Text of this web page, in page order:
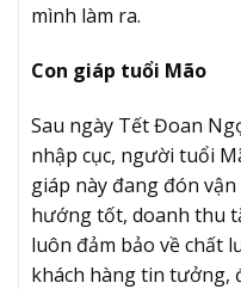
mình làm ra.
Con giáp tuổi Mão
Sau ngày Tết Đoan
nhập cục, người tuổi
giáp này đang đón
hướng tốt, doanh thu
luôn đảm bảo về chất
khách hàng tin tưởng,